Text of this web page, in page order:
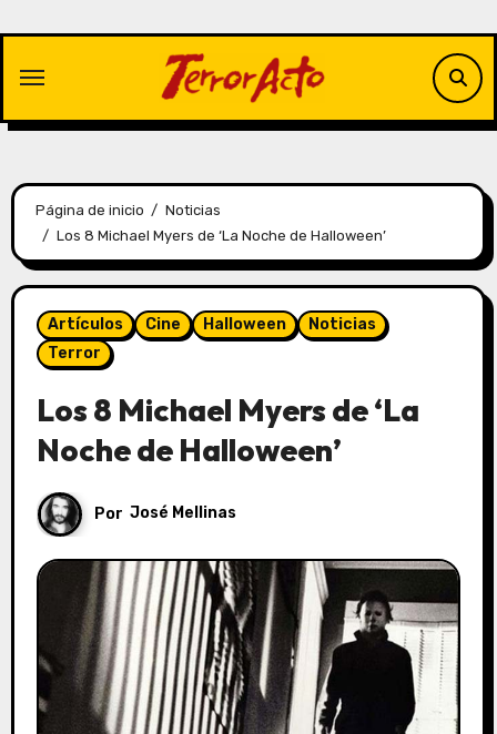
contenido
Página de inicio
Noticias
Los 8 Michael Myers de ‘La Noche de Halloween’
Artículos Cine Halloween
Noticias
Terror
Los 8 Michael Myers de ‘La
Noche de Halloween’
Por José Mellinas